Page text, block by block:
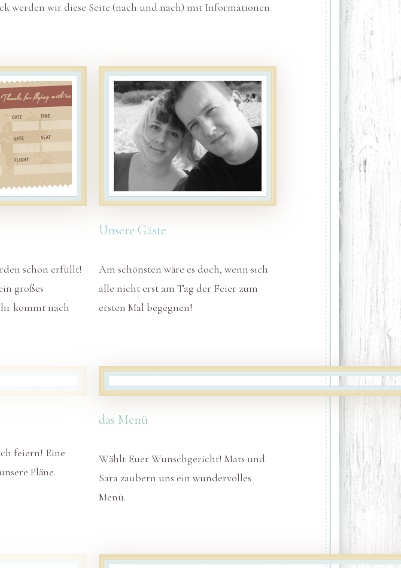
werden wir diese Seite (nach und nach) mit Informationen
schon erfüllt!
großes
kommt nach
Unsere Gäste
Am schönsten wäre es doch, wenn sich
alle nicht erst am Tag der Feier zum
ersten Mal begegnen!
feiern! Eine
Pläne.
das Menü
Wählt Euer Wunschgericht! Mats und
Sara zaubern uns ein wundervolles
Menü.